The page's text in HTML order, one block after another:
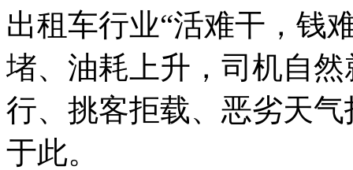
出租车行业“活难干，钱
堵、油耗上升，司机自
行、挑客拒载、恶劣天
于此。